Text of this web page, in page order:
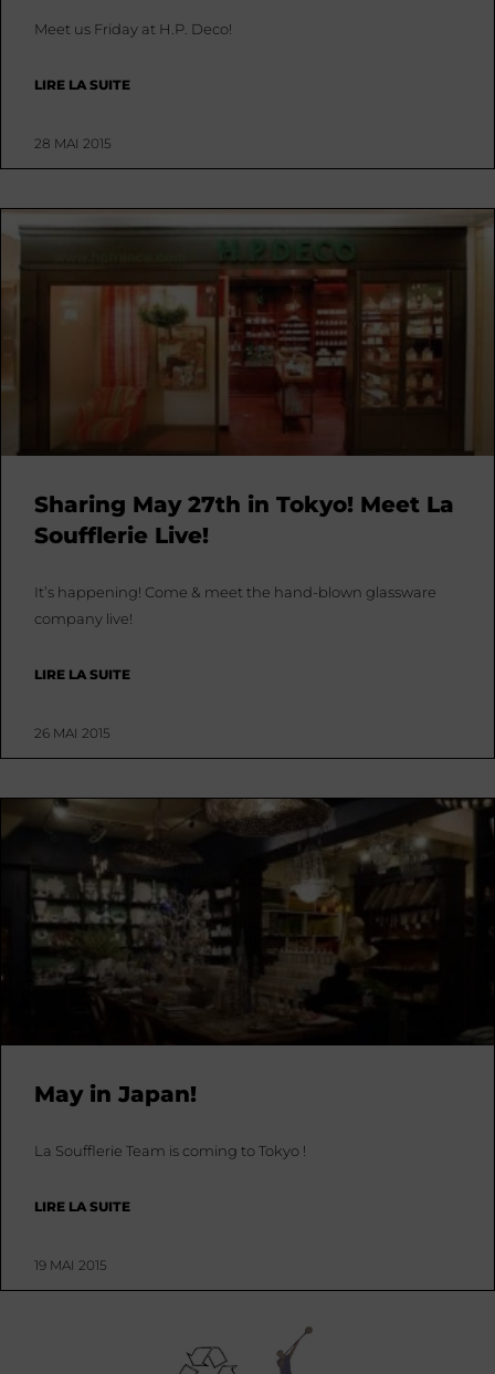
Meet us Friday at H.P. Deco!
LIRE LA SUITE
28 MAI 2015
Sharing May 27th in Tokyo! Meet La
Soufflerie Live!
It’s happening! Come & meet the hand-blown glassware
company live!
LIRE LA SUITE
26 MAI 2015
May in Japan!
La Soufflerie Team is coming to Tokyo !
LIRE LA SUITE
19 MAI 2015